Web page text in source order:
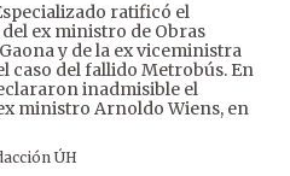
ratificó el
ex ministro de Obras
y de la ex viceministra
caso del fallido Metrobús. En
inadmisible el
ministro Arnoldo Wiens, en
ÚH